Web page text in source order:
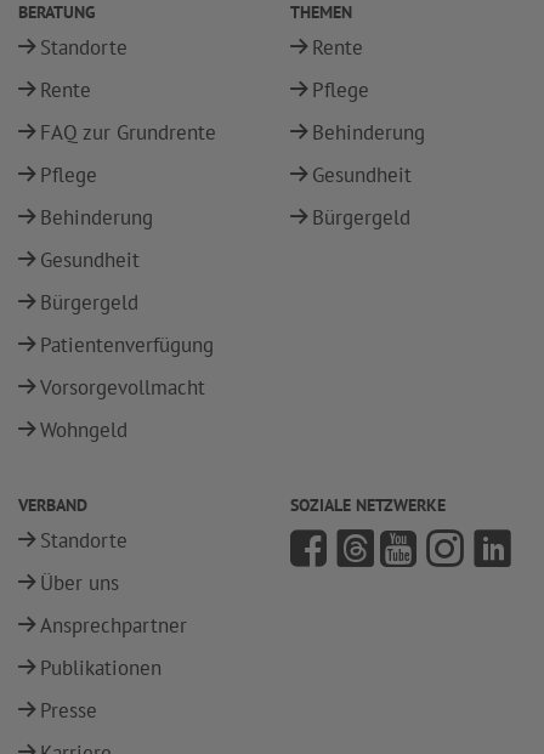
BERATUNG
Standorte
Rente
FAQ zur Grundrente
Pflege
Behinderung
Gesundheit
Bürgergeld
Patientenverfügung
Vorsorgevollmacht
Wohngeld
THEMEN
Rente
Pflege
Behinderung
Gesundheit
Bürgergeld
VERBAND
Standorte
Über uns
Ansprechpartner
Publikationen
Presse
SOZIALE NETZWERKE